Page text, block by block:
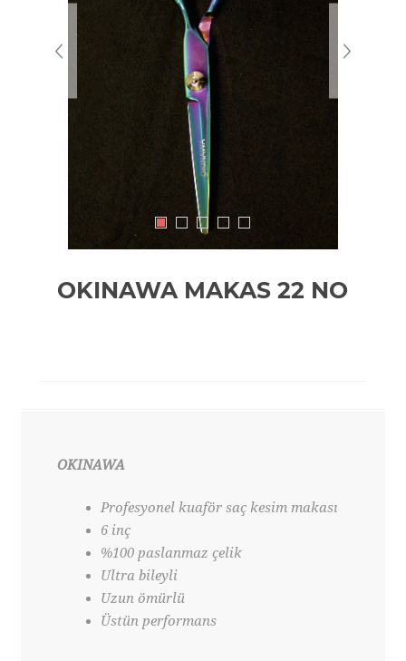
OKINAWA MAKAS 22 NO
OKINAWA
Profesyonel kuaför saç kesim makası
6 inç
%100 paslanmaz çelik
Ultra bileyli
Uzun ömürlü
Üstün performans